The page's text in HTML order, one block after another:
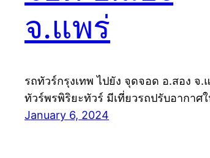
จ.แพร่
รถทัวร์กรุงเทพ ไปยัง จุดจอด อ.สอง จ.
ทัวร์พรพิริยะทัวร์ มีเที่ยวรถปรับอากาศ
January 6, 2024